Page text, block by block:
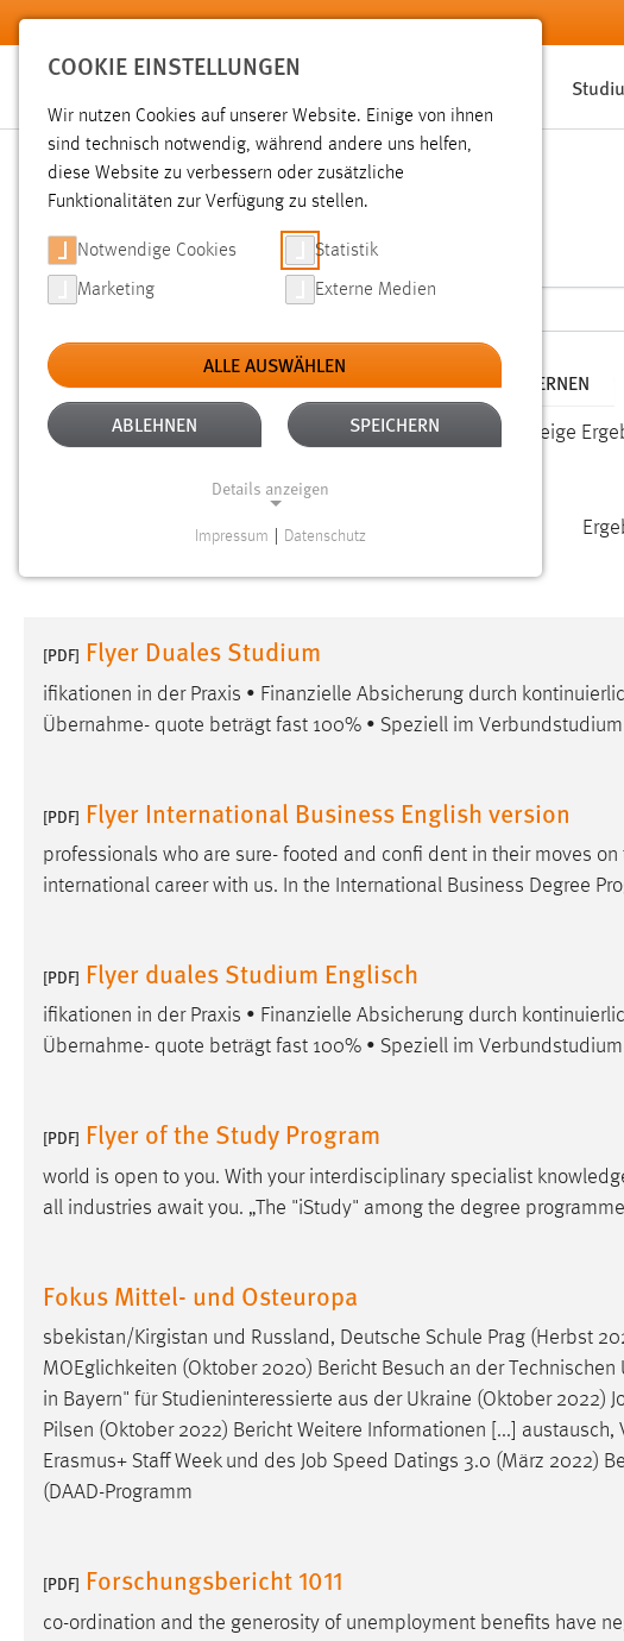
Zum Hauptinhalt springen
SUCHE
Aktive Filter: ALTER: ÜBER EIN JAHR ALLE FILTER ENTFERNEN
Gesucht nach "Jobs". Es wurden 320 Ergebnisse gefunden. Zeige
[PDF] Flyer Duales Studium
ifikationen in der Praxis • Finanzielle Absicherung durch
Übernahme- quote beträgt fast 100% • Speziell im
[PDF] Flyer International Business English version
professionals who are sure- footed and confi dent in their moves
international career with us. In the International Business Degree
[PDF] Flyer duales Studium Englisch
ifikationen in der Praxis • Finanzielle Absicherung durch
Übernahme- quote beträgt fast 100% • Speziell im
[PDF] Flyer of the Study Program
world is open to you. With your interdisciplinary specialist
all industries await you. „The "iStudy" among the degree
Fokus Mittel- und Osteuropa
sbekistan/Kirgistan und Russland, Deutsche Schule Prag (Herbst
MOEglichkeiten (Oktober 2020) Bericht Besuch an der
in Bayern" für Studieninteressierte aus der Ukraine (Oktober 2022)
Pilsen (Oktober 2022) Bericht Weitere Informationen [...]
Erasmus+ Staff Week und des Job Speed Datings 3.0 (März 2022)
(DAAD-Programm
[PDF] Forschungsbericht 1011
co-ordination and the generosity of unemployment benefits have
COOKIE EINSTELLUNGEN
Wir nutzen Cookies auf unserer Website. Einige von ihnen
sind technisch notwendig, während andere uns helfen,
diese Website zu verbessern oder zusätzliche
Funktionalitäten zur Verfügung zu stellen.
Notwendige Cookies Statistik
Marketing Externe Medien
ALLE AUSWÄHLEN
ABLEHNEN SPEICHERN
Details anzeigen
Website erforderlich.
Einverständnis
Zweck:
Dieser Cookie speichert die
ausgewählten Einverständnis-Optionen
des Benutzers
Cookie Laufzeit: 1 Jahr
Performance
Name: staticfilecache
Zweck:
Für performante Seitenauslieferung wird
Sprachpräferenz
Sprache der Website.
Cookie Laufzeit: 30 Tage
Chat
Name:
MibewSessionID, MIBEW_UserID,
nutzen zu können.
Cookie Laufzeit: MibewSessionID, mibew-chat-frame-
Impressum Datenschutz